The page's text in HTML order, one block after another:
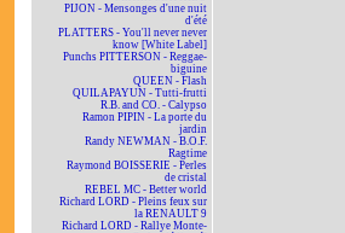
PIJON - Mensonges d'une nuit
d'été
PLATTERS - You'll never never
know [White Label]
Punchs PITTERSON - Reggae-
biguine
QUEEN - Flash
QUILAPAYUN - Tutti-frutti
R.B. and CO. - Calypso
Ramon PIPIN - La porte du
jardin
Randy NEWMAN - B.O.F.
Ragtime
Raymond BOISSERIE - Perles
de cristal
REBEL MC - Better world
Richard LORD - Pleins feux sur
la RENAULT 9
Richard LORD - Rallye Monte-